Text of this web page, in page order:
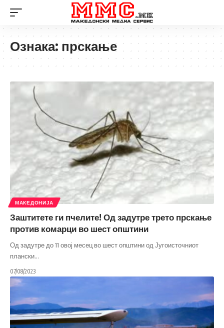
Ознака: прскање
МАКЕДОНИЈА
Заштитете ги пчелите! Од задутре трето прскање
против комарци во шест општини
Од задутре до 11 овој месец во шест општини од Југоисточниот
плански…
07/08/2023